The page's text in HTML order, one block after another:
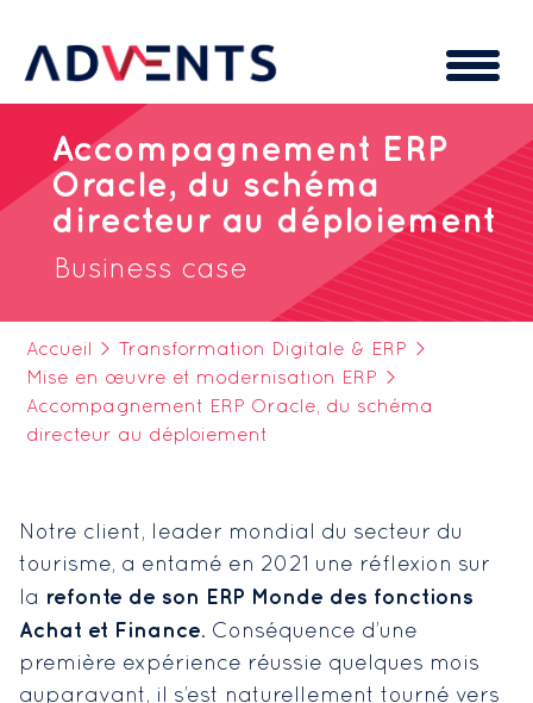
Accompagnement ERP
Oracle, du schéma
directeur au déploiement
Business case
Accueil > Transformation Digitale & ERP
>
Mise en œuvre et modernisation ERP
>
Accompagnement ERP Oracle, du schéma
directeur au déploiement
Notre client, leader mondial du secteur du
tourisme, a entamé en 2021 une réflexion sur
la refonte de son ERP Monde des fonctions
Achat et Finance. Conséquence d’une
première expérience réussie quelques mois
auparavant, il s’est naturellement tourné vers